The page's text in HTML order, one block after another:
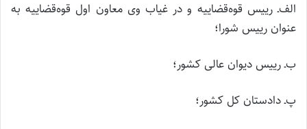
الف‌ـ رییس قوه‌قضاییه و در غیاب وی معاون اول قوه‌قضاییه به
عنوان رییس شورا؛
ب‌ـ رییس دیوان عالی کشور؛
پ‌ـ دادستان کل کشور؛